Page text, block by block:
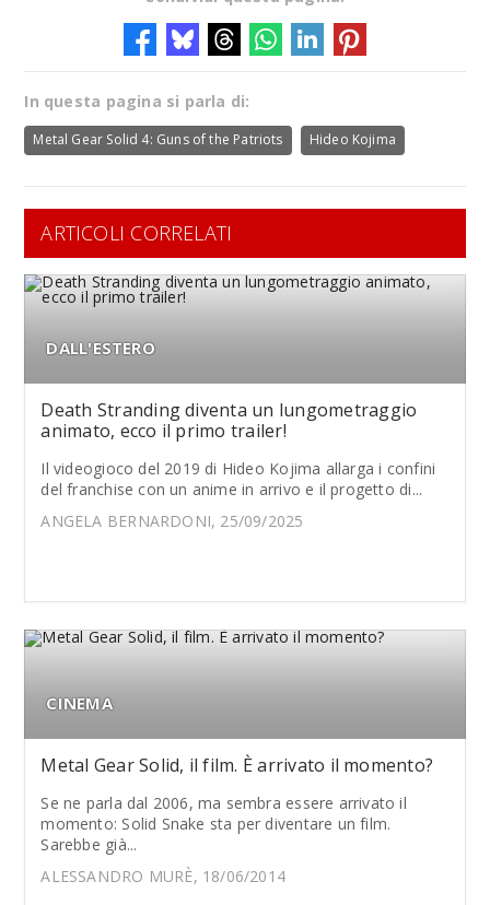
In questa pagina si parla di:
Metal Gear Solid 4: Guns of the Patriots Hideo Kojima
ARTICOLI CORRELATI
DALL'ESTERO
Death Stranding diventa un lungometraggio
animato, ecco il primo trailer!
Il videogioco del 2019 di Hideo Kojima allarga i confini
del franchise con un anime in arrivo e il progetto di...
ANGELA BERNARDONI, 25/09/2025
CINEMA
Metal Gear Solid, il film. È arrivato il momento?
Se ne parla dal 2006, ma sembra essere arrivato il
momento: Solid Snake sta per diventare un film.
Sarebbe già...
ALESSANDRO MURÈ, 18/06/2014